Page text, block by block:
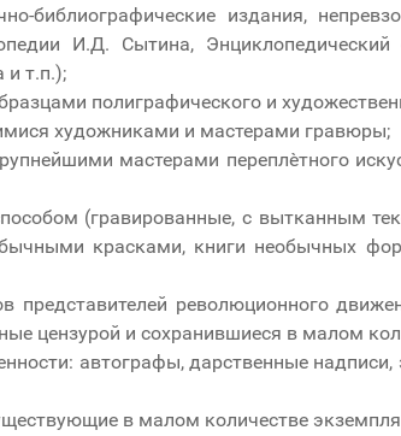
библиографические издания,
И.Д. Сытина,
и т.п.);
полиграфического и
художниками и мастерами гравюры;
мастерами переплѐтного
(гравированные, с вытканным
красками, книги необычных
представителей революционного
цензурой и сохранившиеся в малом
автографы, дарственные
в малом количестве